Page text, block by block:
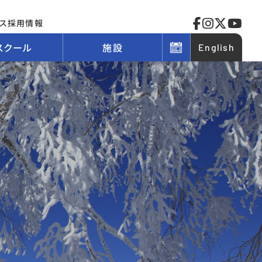
クール 施設 English
採用情報